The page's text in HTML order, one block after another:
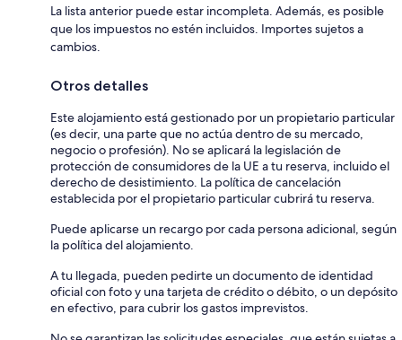
La lista anterior puede estar incompleta. Además, es posible
que los impuestos no estén incluidos. Importes sujetos a
cambios.
Otros detalles
Este alojamiento está gestionado por un propietario particular
(es decir, una parte que no actúa dentro de su mercado,
negocio o profesión). No se aplicará la legislación de
protección de consumidores de la UE a tu reserva, incluido el
derecho de desistimiento. La política de cancelación
establecida por el propietario particular cubrirá tu reserva.
Puede aplicarse un recargo por cada persona adicional, según
la política del alojamiento.
A tu llegada, pueden pedirte un documento de identidad
oficial con foto y una tarjeta de crédito o débito, o un depósito
en efectivo, para cubrir los gastos imprevistos.